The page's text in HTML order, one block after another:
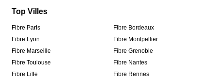
Top Villes
Fibre Paris
Fibre Lyon
Fibre Marseille
Fibre Toulouse
Fibre Lille
Fibre Bordeaux
Fibre Montpellier
Fibre Grenoble
Fibre Nantes
Fibre Rennes